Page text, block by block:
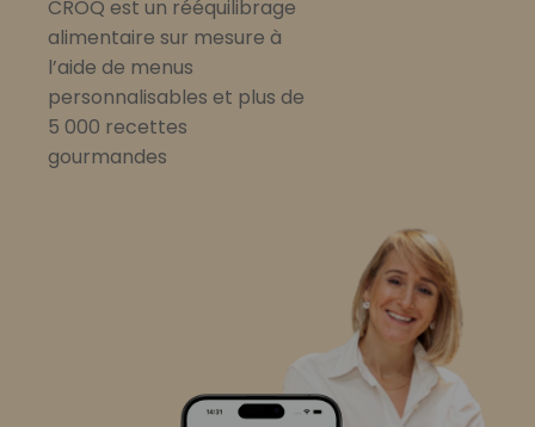
CROQ est un rééquilibrage
alimentaire sur mesure à
l’aide de menus
personnalisables et plus de
5 000 recettes
gourmandes